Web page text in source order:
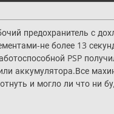
предохранитель с
не более 13
PSP
аккумулятора.Все
и могло ли что ни